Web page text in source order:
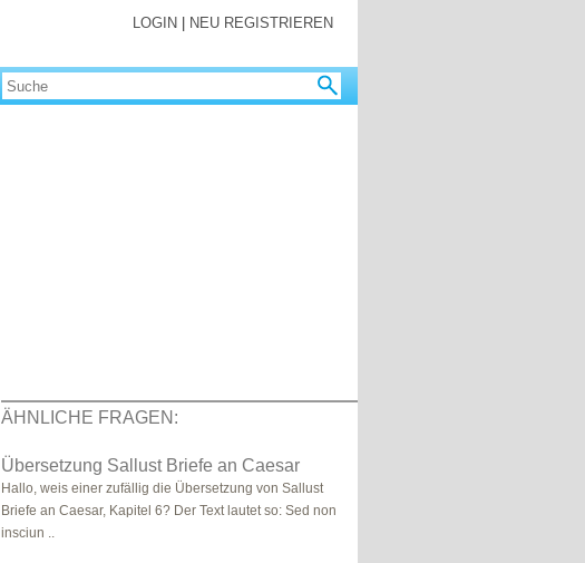
LOGIN NEU REGISTRIEREN
ÄHNLICHE FRAGEN:
Übersetzung Sallust Briefe an Caesar
Hallo, weis einer zufällig die Übersetzung von Sallust
Briefe an Caesar, Kapitel 6? Der Text lautet so: Sed non
insciun ..